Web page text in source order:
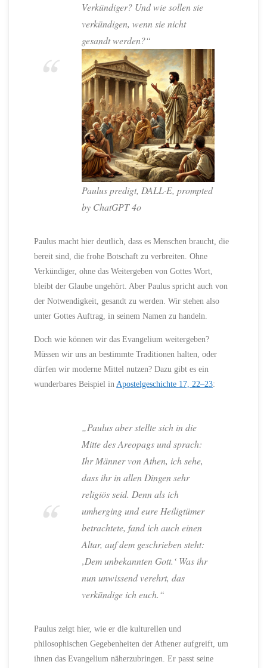
Verkündiger? Und wie sollen sie
verkündigen, wenn sie nicht
gesandt werden?“
Paulus predigt, DALL·E, prompted
by ChatGPT 4o
Paulus macht hier deutlich, dass es Menschen braucht, die
bereit sind, die frohe Botschaft zu verbreiten. Ohne
Verkündiger, ohne das Weitergeben von Gottes Wort,
bleibt der Glaube ungehört. Aber Paulus spricht auch von
der Notwendigkeit, gesandt zu werden. Wir stehen also
unter Gottes Auftrag, in seinem Namen zu handeln.
Doch wie können wir das Evangelium weitergeben?
Müssen wir uns an bestimmte Traditionen halten, oder
dürfen wir moderne Mittel nutzen? Dazu gibt es ein
wunderbares Beispiel inApostelgeschichte 17, 22–23:
„Paulus aber stellte sich in die
Mitte des Areopags und sprach:
Ihr Männer von Athen, ich sehe,
dass ihr in allen Dingen sehr
religiös seid. Denn als ich
umherging und eure Heiligtümer
betrachtete, fand ich auch einen
Altar, auf dem geschrieben steht:
‚Dem unbekannten Gott.‘ Was ihr
nun unwissend verehrt, das
verkündige ich euch.“
Paulus zeigt hier, wie er die kulturellen und
philosophischen Gegebenheiten der Athener aufgreift, um
ihnen das Evangelium näherzubringen. Er passt seine